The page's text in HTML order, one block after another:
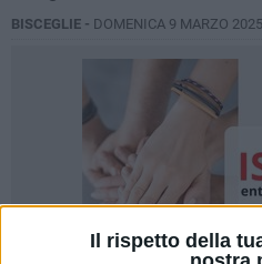
Il rispetto della
BISCEGLIE - DOMENICA 9 MARZO 2025